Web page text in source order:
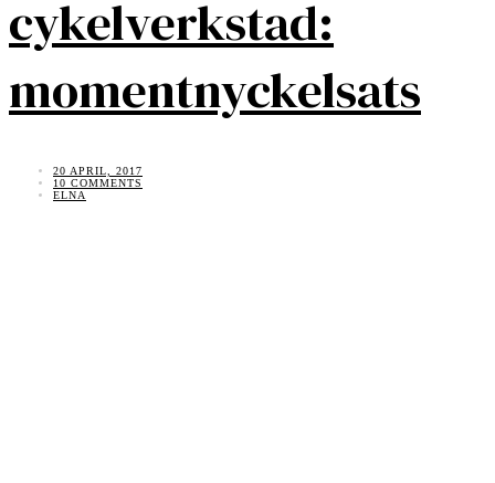
cykelverkstad:
momentnyckelsats
20 APRIL, 2017
10 COMMENTS
ELNA